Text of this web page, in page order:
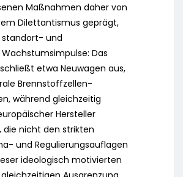
Maßnahmen daher von
Dilettantismus geprägt,
und
Das
etwa Neuwagen aus,
Brennstoffzellen-
während gleichzeitig
Hersteller
nicht den strikten
und Regulierungsauflagen
ideologisch motivierten